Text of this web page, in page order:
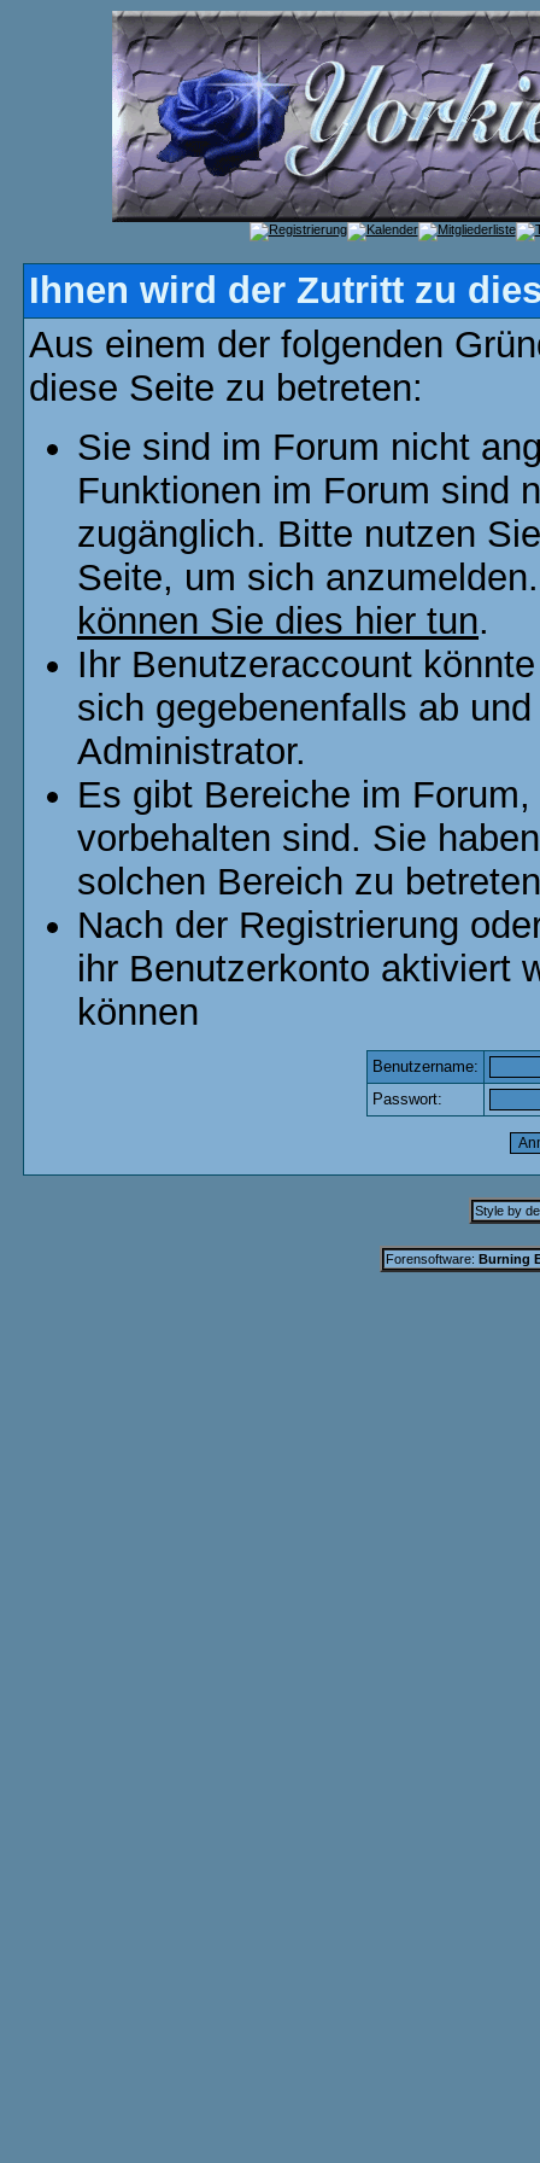
Ihnen wird der Zutritt zu
Aus einem der folgenden
diese Seite zu betreten:
Sie sind im Forum nicht
Funktionen im Forum sind
zugänglich. Bitte nutzen
Seite, um sich
können Sie dies hier tun.
Ihr Benutzeraccount
sich gegebenenfalls ab
Administrator.
Es gibt Bereiche im
vorbehalten sind. Sie
solchen Bereich zu
Nach der Registrierung
ihr Benutzerkonto aktiviert
können
Benutzername:
Passwort:
Style by
Forensoftware: Burning